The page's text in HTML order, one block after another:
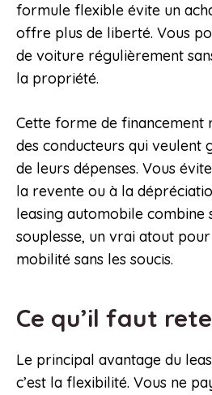
formule flexible évite un
offre plus de liberté. Vous
de voiture régulièrement
la propriété.
Cette forme de financement
des conducteurs qui veulent
de leurs dépenses. Vous
la revente ou à la
leasing automobile combine
souplesse, un vrai atout
mobilité sans les soucis.
Ce qu’il faut
Le principal avantage du
c’est la flexibilité. Vous ne